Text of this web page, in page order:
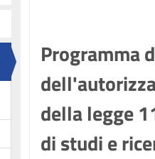
Programma
della legge
di studi e